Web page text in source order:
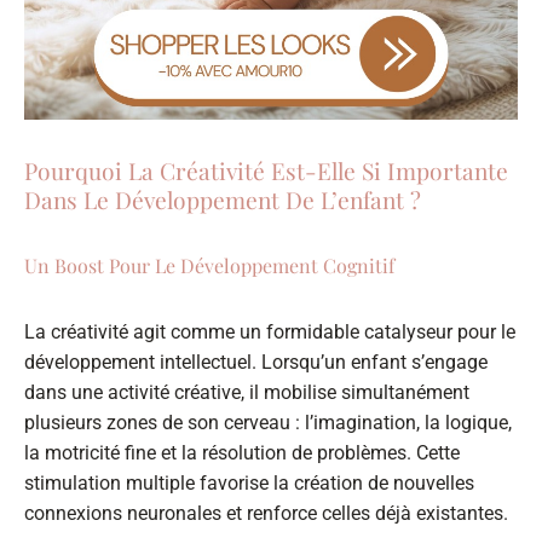
Pourquoi La Créativité Est-Elle Si Importante
Dans Le Développement De L’enfant ?
Un Boost Pour Le Développement Cognitif
La créativité agit comme un formidable catalyseur pour le
développement intellectuel. Lorsqu’un enfant s’engage
dans une activité créative, il mobilise simultanément
plusieurs zones de son cerveau : l’imagination, la logique,
la motricité fine et la résolution de problèmes. Cette
stimulation multiple favorise la création de nouvelles
connexions neuronales et renforce celles déjà existantes.